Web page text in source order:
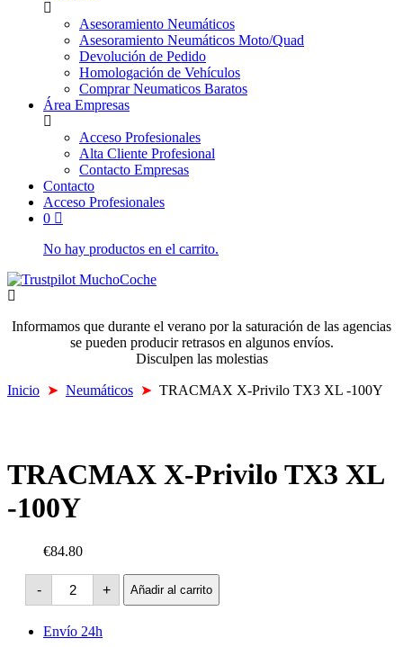
Asesoramiento Neumáticos
Asesoramiento Neumáticos Moto/Quad
Devolución de Pedido
Homologación de Vehículos
Comprar Neumaticos Baratos
Área Empresas
Acceso Profesionales
Alta Cliente Profesional
Contacto Empresas
Contacto
Acceso Profesionales
0
No hay productos en el carrito.
Informamos que durante el verano por la saturación de las agencias
se pueden producir retrasos en algunos envíos.
Disculpen las molestias
Inicio ➤ Neumáticos ➤ TRACMAX X-Privilo TX3 XL -100Y
TRACMAX X-Privilo TX3 XL
-100Y
€84.80
-
TRACMAX
Privilo
TX3
XL
+ Añadir al carrito
Envío 24h